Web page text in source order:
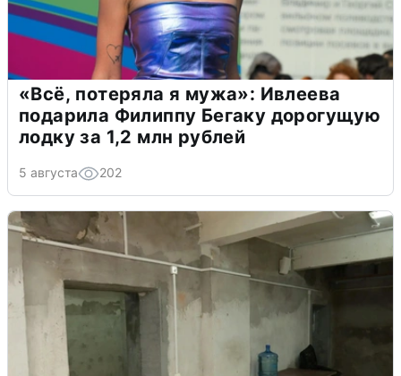
«Всё, потеряла я мужа»: Ивлеева
подарила Филиппу Бегаку дорогущую
лодку за 1,2 млн рублей
5 августа 202